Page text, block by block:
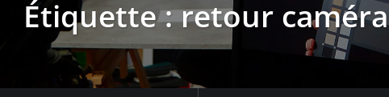
Étiquette :retour caméra